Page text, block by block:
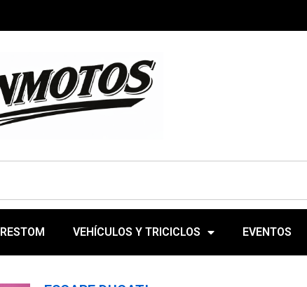
RESTOM VEHÍCULOS Y TRICICLOS EVENTOS